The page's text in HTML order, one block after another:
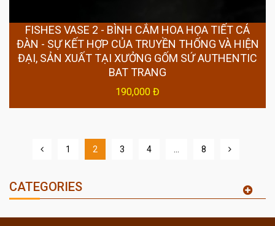
FISHES VASE 2 - BÌNH CẮM HOA HỌA TIẾT CÁ
ĐÀN - SỰ KẾT HỢP CỦA TRUYỀN THỐNG VÀ HIỆN
ĐẠI, SẢN XUẤT TẠI XƯỞNG GỐM SỨ AUTHENTIC
BAT TRANG
190,000 Đ
1 2 3 4 8
CATEGORIES